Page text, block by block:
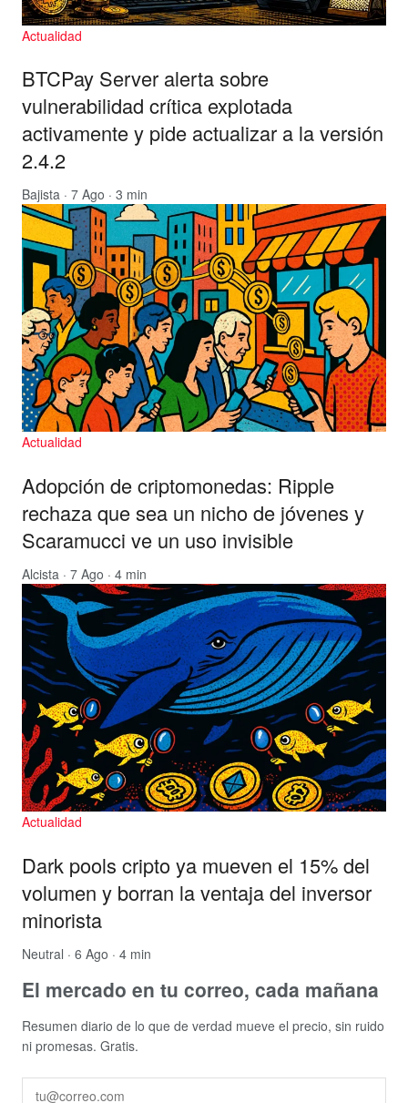
Actualidad
BTCPay Server alerta sobre
vulnerabilidad crítica explotada
activamente y pide actualizar a la versión
2.4.2
Bajista · 7 Ago · 3 min
Actualidad
Adopción de criptomonedas: Ripple
rechaza que sea un nicho de jóvenes y
Scaramucci ve un uso invisible
Alcista · 7 Ago · 4 min
Actualidad
Dark pools cripto ya mueven el 15% del
volumen y borran la ventaja del inversor
minorista
Neutral · 6 Ago · 4 min
El mercado en tu correo, cada mañana
Resumen diario de lo que de verdad mueve el precio, sin ruido
ni promesas. Gratis.